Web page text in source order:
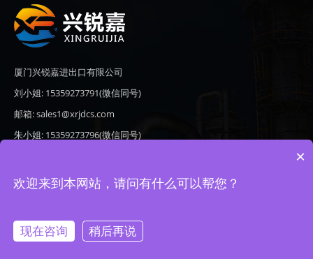
厦门兴锐嘉进出口有限公司
刘小姐: 15359273791(微信同号)
邮箱: sales1@xrjdcs.com
朱小姐: 15359273796(微信同号)
地址: 厦门市翔安区新澳路510号海峡现代城A座6楼609
Copyright © 2020-2026 厦门兴锐嘉进出口有限公司 版权所有 备案号：
×
欢迎来到本网站，请问有什么可以帮您？
现在咨询 稍后再说